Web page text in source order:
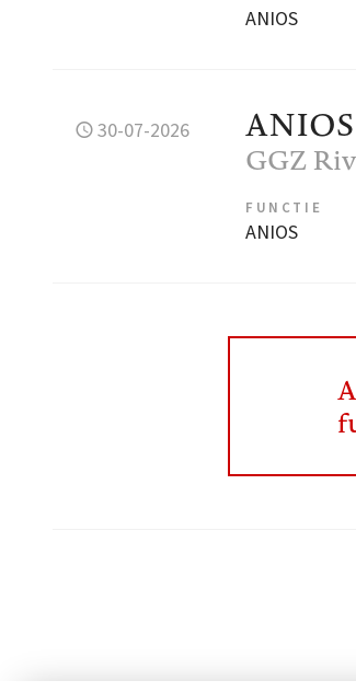
ANIOS
30-07-2026
GGZ
FUNCTIE
ANIOS